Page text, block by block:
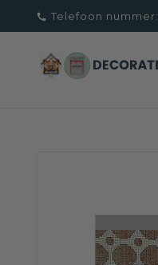
 Telefoon nummer: